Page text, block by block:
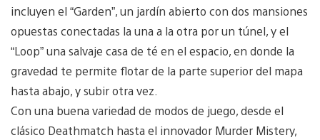
incluyen el “Garden”, un jardín abierto con dos mansiones
opuestas conectadas la una a la otra por un túnel, y el
“Loop” una salvaje casa de té en el espacio, en donde la
gravedad te permite flotar de la parte superior del mapa
hasta abajo, y subir otra vez.
Con una buena variedad de modos de juego, desde el
clásico Deathmatch hasta el innovador Murder Mistery,